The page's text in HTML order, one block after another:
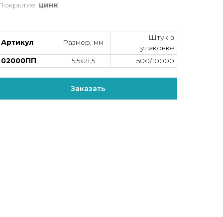
цинк
Артикул Размер, мм
Штук в
упаковке
02000ПП
5,5х21,5 500/10000
Заказать